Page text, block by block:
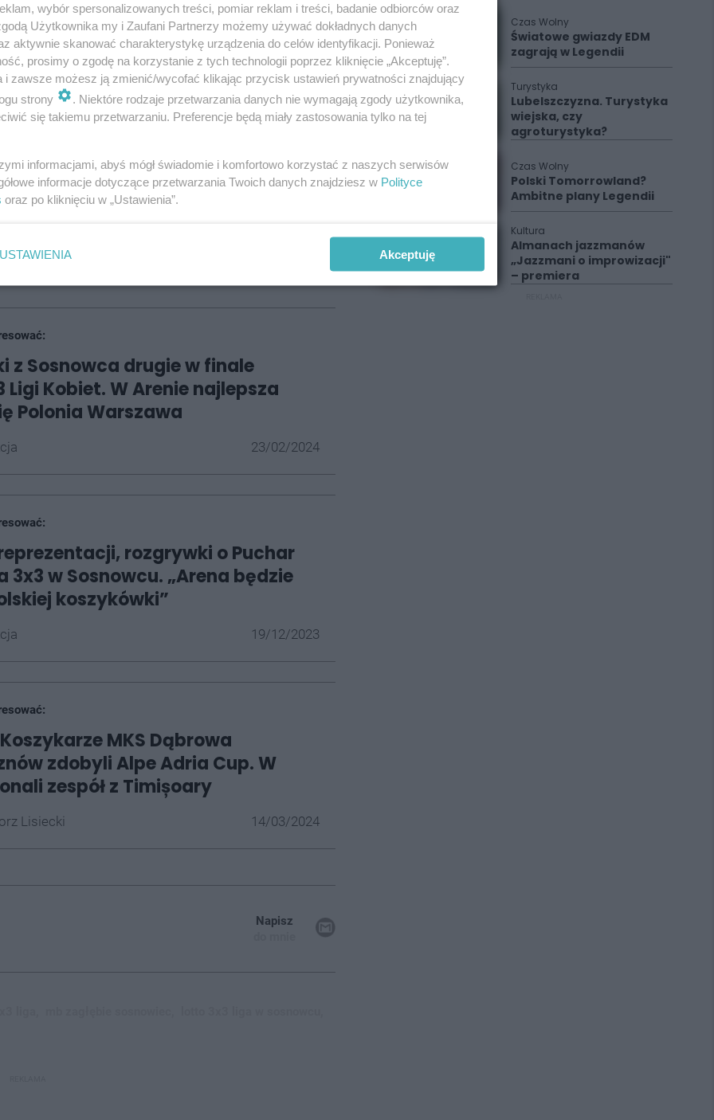
podobnie jak turniej finałowy.
Wśród uczestniczek turnieju będą koszykarki
na drugim miejscu przegrywając w finale z
zostaną mecze grupowe (cztery trzyzespołowe
do ćwierćfinałów.
rozegrany zostanie pierwszy turniej
nie zabraknie koszykarzy MKS Dąbrowa Górnicza,
tytułu mistrzowskiego Lotto 3x3 Ligi, czyli
Legii Warszawa.
gościły już w Sosnowcu, ale wówczas
z Sosnowca drugie w finale
Ligi Kobiet. W Arenie najlepsza
Polonia Warszawa
23/02/2024
rozgrywki o Puchar
3x3 w Sosnowcu. „Arena będzie
koszykówki”
19/12/2023
MKS Dąbrowa
zdobyli Alpe Adria Cup. W
zespół z Timișoary
Lisiecki 14/03/2024
Napisz
Czas Wolny
Światowe gwiazdy EDM
zagrają w Legendii
Turystyka
Lubelszczyzna. Turystyka
wiejska, czy
agroturystyka?
Czas Wolny
Polski Tomorrowland?
Ambitne plany Legendii
Kultura
Almanach jazzmanów
„Jazzmani o improwizacji"
– premiera
wybór spersonalizowanych treści, pomiar reklam i treści, badanie odbiorców oraz
Użytkownika my i Zaufani Partnerzy możemy używać dokładnych danych
aktywnie skanować charakterystykę urządzenia do celów identyfikacji. Ponieważ
prosimy o zgodę na korzystanie z tych technologii poprzez kliknięcie „Akceptuję”.
i zawsze możesz ją zmienić/wycofać klikając przycisk ustawień prywatności znajdujący
strony
. Niektóre rodzaje przetwarzania danych nie wymagają zgody użytkownika,
się takiemu przetwarzaniu. Preferencje będą miały zastosowania tylko na tej
informacjami, abyś mógł świadomie i komfortowo korzystać z naszych serwisów
informacje dotyczące przetwarzania Twoich danych znajdziesz w Polityce
oraz po kliknięciu w „Ustawienia”.
USTAWIENIA Akceptuję